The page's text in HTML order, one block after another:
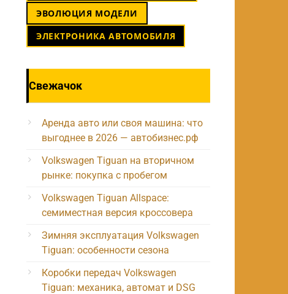
ЭВОЛЮЦИЯ МОДЕЛИ
ЭЛЕКТРОНИКА АВТОМОБИЛЯ
Свежачок
Аренда авто или своя машина: что
выгоднее в 2026 — автобизнес.рф
Volkswagen Tiguan на вторичном
рынке: покупка с пробегом
Volkswagen Tiguan Allspace:
семиместная версия кроссовера
Зимняя эксплуатация Volkswagen
Tiguan: особенности сезона
Коробки передач Volkswagen
Tiguan: механика, автомат и DSG